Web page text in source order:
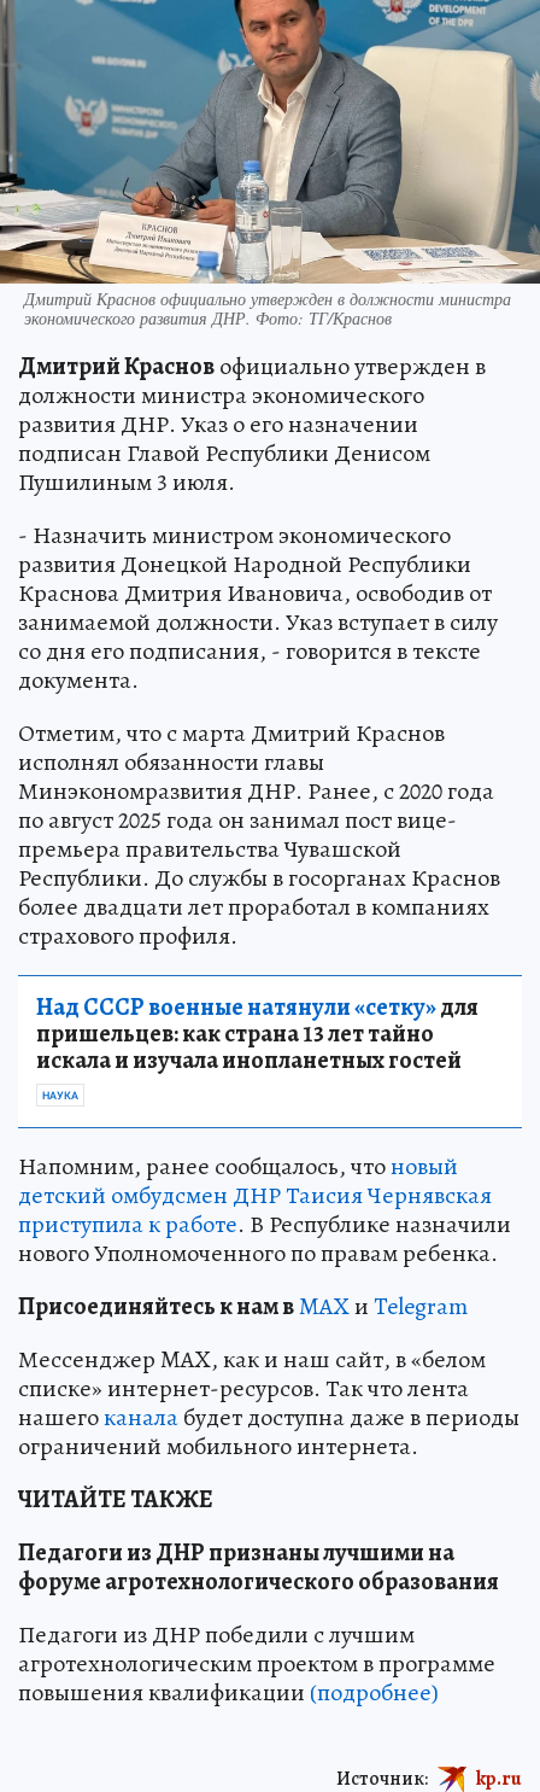
Дмитрий Краснов официально утвержден в должности министра
экономического развития ДНР. Фото: ТГ/Краснов
Дмитрий Красновофициально утвержден в
должности министра экономического
развития ДНР. Указ о его назначении
подписан Главой Республики Денисом
Пушилиным 3 июля.
- Назначить министром экономического
развития Донецкой Народной Республики
Краснова Дмитрия Ивановича, освободив от
занимаемой должности. Указ вступает в силу
со дня его подписания, - говорится в тексте
документа.
Отметим, что с марта Дмитрий Краснов
исполнял обязанности главы
Минэкономразвития ДНР. Ранее, с 2020 года
по август 2025 года он занимал пост вице-
премьера правительства Чувашской
Республики. До службы в госорганах Краснов
более двадцати лет проработал в компаниях
страхового профиля.
Над СССР военные натянули «сетку»для
пришельцев: как страна 13 лет тайно
искала и изучала инопланетных гостей
НАУКА
Напомним, ранее сообщалось, чтоновый
детский омбудсмен ДНР Таисия Чернявская
приступила к работе. В Республике назначили
нового Уполномоченного по правам ребенка.
Присоединяйтесь к нам вMAXиTelegram
Мессенджер MAX, как и наш сайт, в «белом
списке» интернет-ресурсов. Так что лента
нашегоканалабудет доступна даже в периоды
ограничений мобильного интернета.
ЧИТАЙТЕ ТАКЖЕ
Педагоги из ДНР признаны лучшими на
форуме агротехнологического образования
Педагоги из ДНР победили с лучшим
агротехнологическим проектом в программе
повышения квалификации (подробнее)
Источник: kp.ru